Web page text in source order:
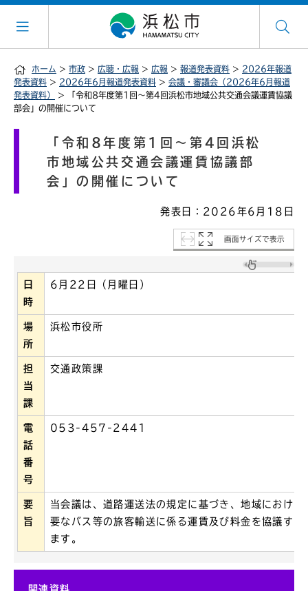
ホーム > 市政 > 広聴・広報 > 広報 > 報道発表資料 > 2026年報道
発表資料 > 2026年6月報道発表資料 > 会議・審議会（2026年6月報道
発表資料）
> 「令和8年度第1回～第4回浜松市地域公共交通会議運賃協議
部会」の開催について
「令和8年度第1回～第4回浜松
市地域公共交通会議運賃協議部
会」の開催について
発表日：2026年6月18日
画面サイズで表示
日
時
6月22日（月曜日）
場
所
浜松市役所
担
当
課
交通政策課
電
話
番
号
053-457-2441
要
旨
当会議は、道路運送法の規定に基づき、地域におけ
要なバス等の旅客輸送に係る運賃及び料金を協議す
ます。
関連資料